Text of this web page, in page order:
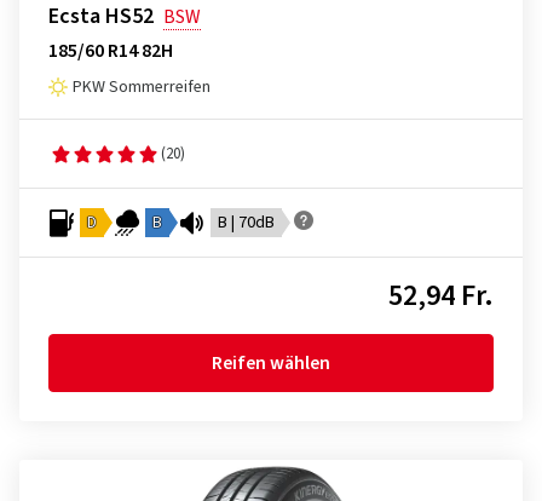
Ecsta HS52 BSW
185/60 R14 82H
PKW Sommerreifen
(20)
D B B | 70dB
52,94 Fr.
Reifen wählen